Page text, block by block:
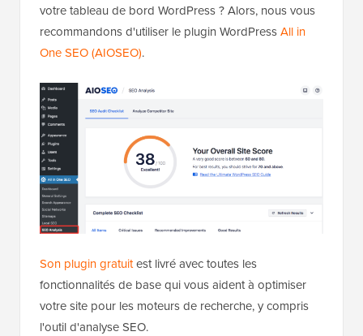
votre tableau de bord WordPress ? Alors, nous vous
recommandons d'utiliser le plugin WordPressAll in
One SEO (AIOSEO).
Son plugin gratuitest livré avec toutes les
fonctionnalités de base qui vous aident à optimiser
votre site pour les moteurs de recherche, y compris
l'outil d'analyse SEO.